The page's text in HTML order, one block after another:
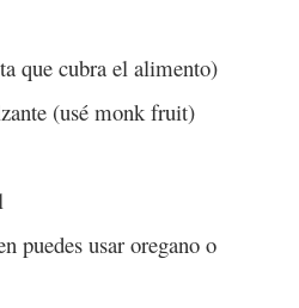
que cubra el alimento)
(usé monk fruit)
puedes usar oregano o